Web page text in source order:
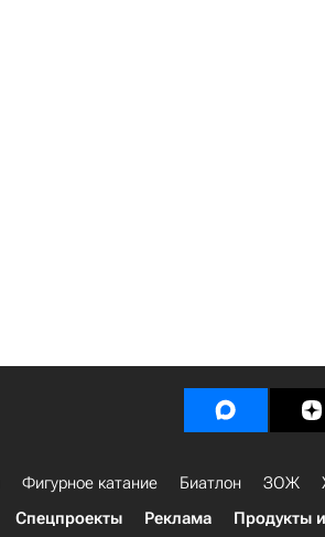
Фигурное катание Биатлон ЗОЖ
Спецпроекты
Реклама Продукты